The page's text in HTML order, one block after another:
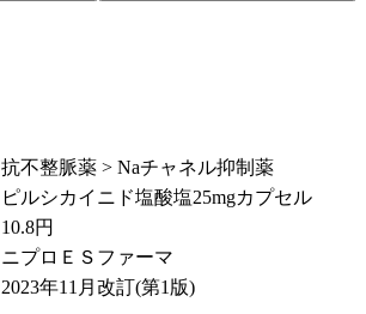
抗不整脈薬 > Naチャネル抑制薬
ピルシカイニド塩酸塩25mgカプセル
10.8円
ニプロＥＳファーマ
2023年11月改訂(第1版)